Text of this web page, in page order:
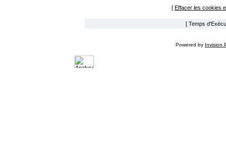
[ Effacer les cookies
[ Temps
Powered by Invision